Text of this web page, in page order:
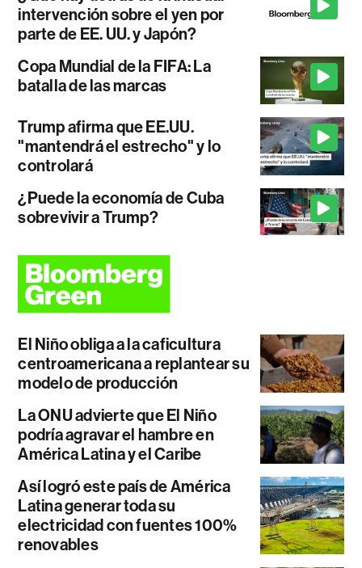
intervención sobre el yen por
parte de EE. UU. y Japón?
Copa Mundial de la FIFA: La
batalla de las marcas
Trump afirma que EE.UU.
"mantendrá el estrecho" y lo
controlará
¿Puede la economía de Cuba
sobrevivir a Trump?
El Niño obliga a la caficultura
centroamericana a replantear su
modelo de producción
La ONU advierte que El Niño
podría agravar el hambre en
América Latina y el Caribe
Así logró este país de América
Latina generar toda su
electricidad con fuentes 100%
renovables